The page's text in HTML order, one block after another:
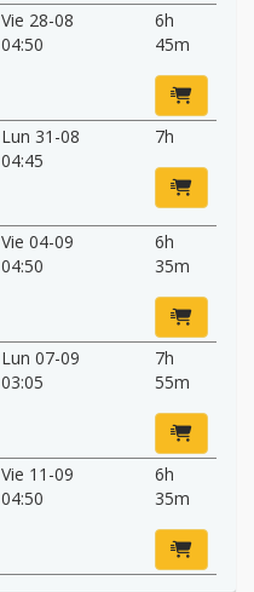
Vie 28-08
04:50
6h
45m
Lun 31-08
04:45
7h
Vie 04-09
04:50
6h
35m
Lun 07-09
03:05
7h
55m
Vie 11-09
04:50
6h
35m